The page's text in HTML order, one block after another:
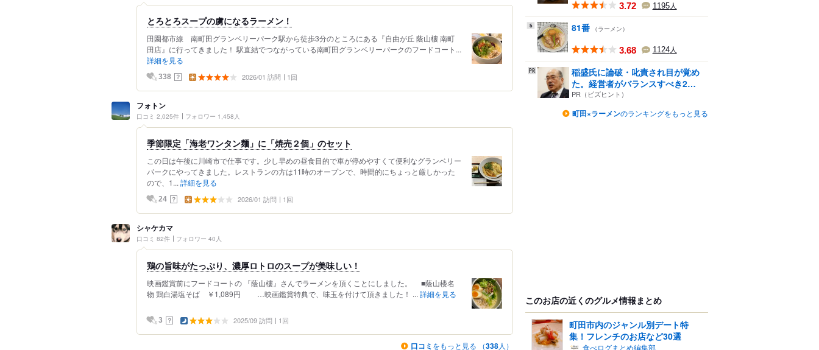
とろとろスープの虜になるラーメン！
田園都市線 南町田グランベリーパーク駅から徒歩3分のところにある『自由が丘 蔭山樓 南町
田店』に行ってきました！ 駅直結でつながっている南町田グランベリーパークのフードコート...
詳細を見る
338 ？ 2026/01 訪問 1回
フォトン
口コミ 2,025件 フォロワー 1,458人
季節限定「海老ワンタン麺」に「焼売２個」のセット
この日は午後に川崎市で仕事です。少し早めの昼食目的で車が停めやすくて便利なグランベリー
パークにやってきました。レストランの方は11時のオープンで、時間的にちょっと厳しかった
ので、1... 詳細を見る
24 ？ 2026/01 訪問 1回
シャケカマ
口コミ 82件 フォロワー 40人
鶏の旨味がたっぷり、濃厚ロトロのスープが美味しい！
映画鑑賞前にフードコートの 『蔭山樓』さんでラーメンを頂くことにしました。 ■蔭山楼名
物 鶏白湯塩そば ￥1,089円 …映画鑑賞特典で、味玉を付けて頂きました！ ... 詳細を見る
3 ？ 2025/09 訪問 1回
口コミ をもっと見る （338人）
3.72 1195人
5 81番 （ラーメン）
3.68 1124人
稲盛氏に論破・叱責され目が覚め
た。経営者がバランスすべき2
つ...
PR（ビズヒント）
町田×ラーメンのランキングをもっと見る
このお店の近くのグルメ情報まとめ
町田市内のジャンル別デート特
集！フレンチのお店など30選
食べログまとめ編集部